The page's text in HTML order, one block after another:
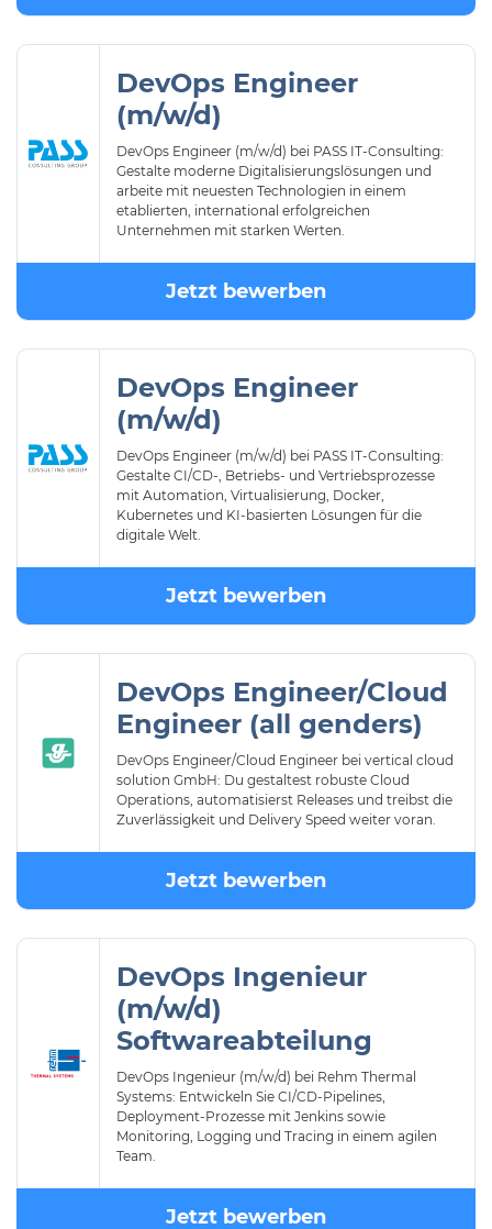
DevOps Engineer
(m/w/d)
DevOps Engineer (m/w/d) bei PASS IT-Consulting:
Gestalte moderne Digitalisierungslösungen und
arbeite mit neuesten Technologien in einem
etablierten, international erfolgreichen
Unternehmen mit starken Werten.
Jetzt bewerben
DevOps Engineer
(m/w/d)
DevOps Engineer (m/w/d) bei PASS IT-Consulting:
Gestalte CI/CD-, Betriebs- und Vertriebsprozesse
mit Automation, Virtualisierung, Docker,
Kubernetes und KI-basierten Lösungen für die
digitale Welt.
Jetzt bewerben
DevOps Engineer/Cloud
Engineer (all genders)
DevOps Engineer/Cloud Engineer bei vertical cloud
solution GmbH: Du gestaltest robuste Cloud
Operations, automatisierst Releases und treibst die
Zuverlässigkeit und Delivery Speed weiter voran.
Jetzt bewerben
DevOps Ingenieur
(m/w/d)
Softwareabteilung
DevOps Ingenieur (m/w/d) bei Rehm Thermal
Systems: Entwickeln Sie CI/CD-Pipelines,
Deployment-Prozesse mit Jenkins sowie
Monitoring, Logging und Tracing in einem agilen
Team.
Jetzt bewerben